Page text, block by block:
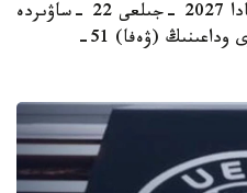
استانا. KAZINFORM - استانادا 2027 -جىلعى 22 -ساۋىردە
ەۋروپالىق فۋتبول قاۋىمداستىقتارى وداعىنىڭ (ۋەفا) 51-